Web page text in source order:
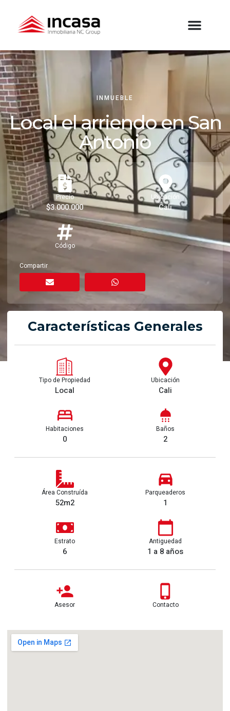
INMUEBLE
Local el arriendo en San
Antonio
Precio
$3.000.000
Ubicación
Cali
Código
Compartir
Características Generales
Tipo de Propiedad
Local
Ubicación
Cali
Habitaciones
0
Baños
2
Área Construída
52m2
Parqueaderos
1
Estrato
6
Antiguedad
1 a 8 años
Asesor Contacto